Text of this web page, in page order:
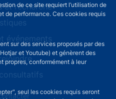
de ce site requiert l’utilisation de
de performance. Ces cookies requis
sur des services proposés par des
et Youtube) et génèrent des
propres, conformément à leur
seul les cookies requis seront
et recherche
événements